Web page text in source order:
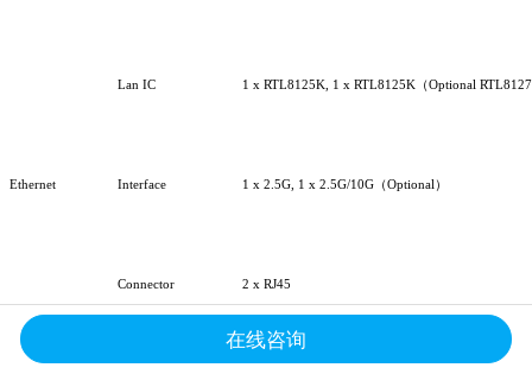
Ethernet
Lan IC 1 x RTL8125K, 1 x RTL8125K（Optional
Interface 1 x 2.5G, 1 x 2.5G/10G（Optional）
Connector 2 x RJ45
在线咨询